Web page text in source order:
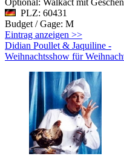
PLZ: 60431
Budget / Gage: M
Eintrag anzeigen >>
Didian Poullet & Jaquiline -
Weihnachtsshow für